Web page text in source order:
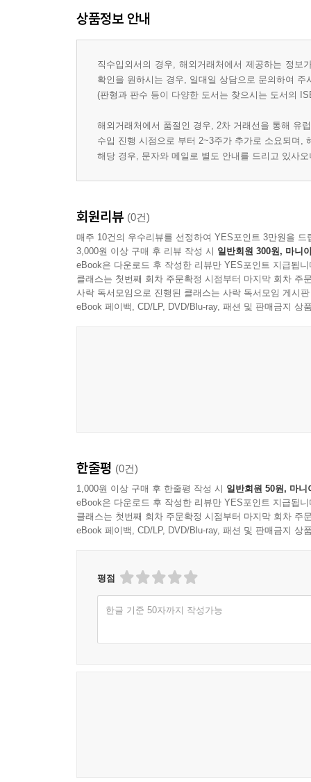
상품정보 안내
직수입외서의 경우, 해외거래처에서 제공하는 정
확인을 원하시는 경우, 일대일 상담으로 문의하여 주
(판형과 판수 등이 다양한 도서는 찾으시는 도서의
해외거래처에서 품절인 경우, 2차 거래선을 통해 유
수입 진행 시점으로 부터 2~3주가 추가로 소요되며,
해당 경우, 문자와 메일로 별도 안내를 드리고 있사
회원리뷰 (0건)
매주 10건의 우수리뷰를 선정하여 YES포인트 3만원을 드
3,000원 이상 구매 후 리뷰 작성 시 일반회원 300원, 마니
eBook은 다운로드 후 작성한 리뷰만 YES포인트 지급됩니
클래스는 첫번째 회차 주문확정 시점부터 마지막 회차 주
사락 독서모임으로 진행된 클래스는 사락 독서모임 게시
eBook 페이백, CD/LP, DVD/Blu-ray, 패션 및 판매금지 상
한줄평 (0건)
1,000원 이상 구매 후 한줄평 작성 시 일반회원 50원, 마니
eBook은 다운로드 후 작성한 리뷰만 YES포인트 지급됩니
클래스는 첫번째 회차 주문확정 시점부터 마지막 회차 주
eBook 페이백, CD/LP, DVD/Blu-ray, 패션 및 판매금지 상
평점
한글 기준 50자까지 작성가능